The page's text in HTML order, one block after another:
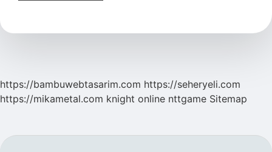
Yapmalıyım
https://bambuwebtasarim.com https://seheryeli.com
https://mikametal.com knight online nttgame Sitemap